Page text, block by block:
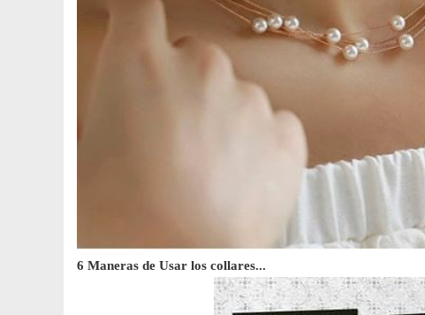
6 Maneras de Usar los collares...